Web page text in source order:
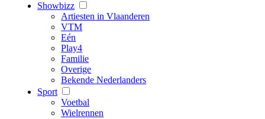
Showbizz
Artiesten in Vlaanderen
VTM
Eén
Play4
Familie
Overige
Bekende Nederlanders
Sport
Voetbal
Wielrennen